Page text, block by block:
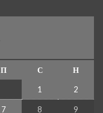
П С
Н
1
2
7 8 9